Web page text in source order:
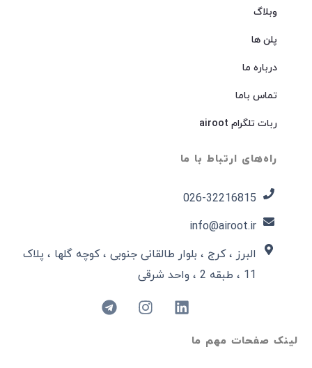
لینک صفحات مهم ما
وبلاگ
پلن ها
درباره ما
تماس باما
ربات تلگرام airoot
راه‌های ارتباط با ما
026-32216815​
info@airoot.ir
البرز ، کرج ، بلوار طالقانی جنوبی ، کوچه گلها ، پلاک
11 ، طبقه 2 ، واحد شرقی